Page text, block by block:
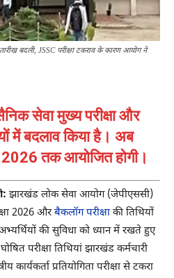
बदली, JSSC परीक्षा टकराव के कारण आयोग ने
सेवा मुख्य परीक्षा और
में बदलाव किया है। अब
2026 तक आयोजित होगी।
झारखंड लोक सेवा आयोग (जेपीएससी)
2026 औरबैकलॉग परीक्षाकी तिथियों
की सुविधा को ध्यान में रखते हुए
परीक्षा तिथियां झारखंड कर्मचारी
प्रतियोगिता परीक्षा से टकरा